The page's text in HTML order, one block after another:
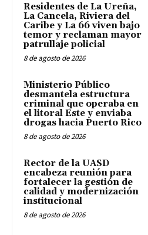
Residentes de La Ureña,
La Cancela, Riviera del
Caribe y La 66 viven bajo
temor y reclaman mayor
patrullaje policial
8 de agosto de 2026
Ministerio Público
desmantela estructura
criminal que operaba en
el litoral Este y enviaba
drogas hacia Puerto Rico
8 de agosto de 2026
Rector de la UASD
encabeza reunión para
fortalecer la gestión de
calidad y modernización
institucional
8 de agosto de 2026